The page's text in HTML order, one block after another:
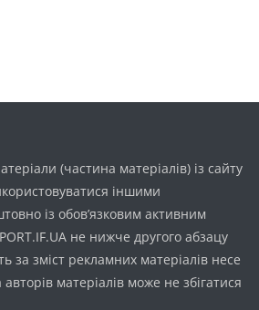
(частина матеріалів) із сайту
іншими
із обов’язковим активним
не нижче другого абзацу
за зміст рекламних матеріалів несе
матеріалів може не збігатися